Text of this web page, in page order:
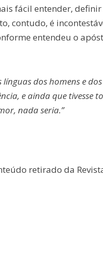
fácil entender,
contudo, é
entendeu o
línguas dos homens e
e ainda que tivesse
nada seria.”
retirado da